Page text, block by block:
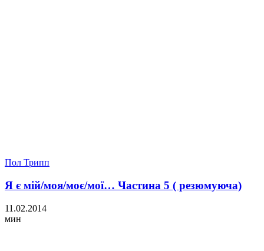
Пол Трипп
Я є мій/моя/моє/мої… Частина 5 ( резюмуюча)
11.02.2014
мин